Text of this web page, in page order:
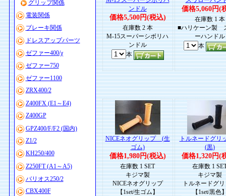
グリップ関係
電装関係
ブレーキ関係
ドレスアップパーツ
ゼファー400/χ
ゼファー750
ゼファー1100
ZRX400/2
Z400FX (E1～E4)
Z400GP
GPZ400/F/F2 (国内)
Z1/2
KH250/400
Z250FT (A1～A5)
バリオス250/2
CBX400F
ンドル
価格5,500円(税込)
在庫数 2 本
M-15スーパーシボリハ
ンドル
本
価格5,060円(
在庫数 1 本
■ハリケーン製
ーハンドル
本
NICEネオグリップ (生
ゴム)
価格1,980円(税込)
在庫数 1 SET
キジマ製
NICEネオグリップ
【1set/生ゴム】
トルネードグ
(黒)
価格1,320円(
在庫数 1
キジマ製
トルネードグ
【1set/黒色